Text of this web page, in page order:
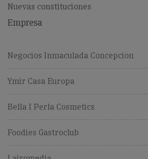
Nuevas constituciones
Empresa
Negocios Inmaculada Concepcion
Ymir Casa Europa
Bella I Perla Cosmetics
Foodies Gastroclub